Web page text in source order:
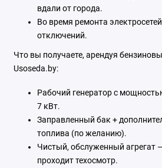
вдали от города.
Во время ремонта
отключений.
Что вы получаете, арендуя
Usoseda.by:
Рабочий генератор с
7 кВт.
Заправленный бак +
топлива (по желанию).
Чистый, обслуженный агрегат
проходит техосмотр.